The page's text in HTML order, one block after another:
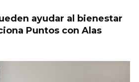
ayudar al bienestar
Puntos con Alas